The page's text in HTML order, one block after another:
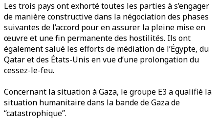
Les trois pays ont exhorté toutes les parties à s’engager
de manière constructive dans la négociation des phases
suivantes de l’accord pour en assurer la pleine mise en
œuvre et une fin permanente des hostilités. Ils ont
également salué les efforts de médiation de l’Égypte, du
Qatar et des États-Unis en vue d’une prolongation du
cessez-le-feu.
Concernant la situation à Gaza, le groupe E3 a qualifié la
situation humanitaire dans la bande de Gaza de
“catastrophique”.